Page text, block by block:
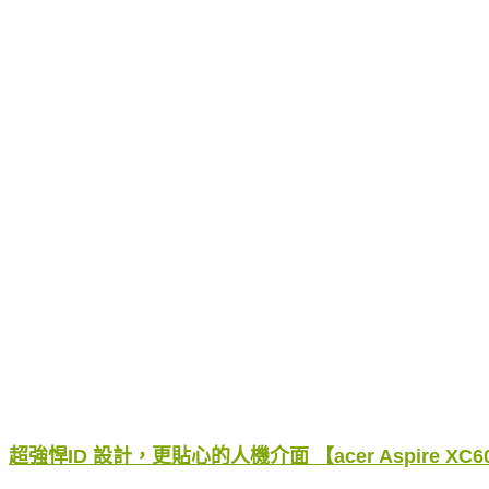
超強悍ID 設計，更貼心的人機介面 【acer Aspire